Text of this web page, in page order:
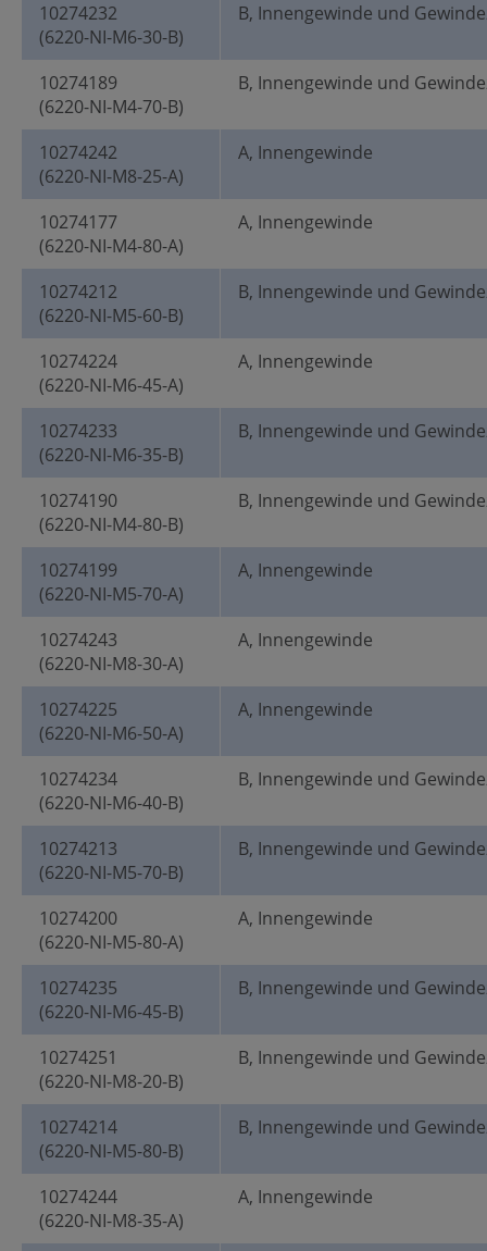
10274232
(6220-NI-M6-30-B)
B, Innengewinde und
10274189
(6220-NI-M4-70-B)
B, Innengewinde und
10274242
(6220-NI-M8-25-A)
A, Innengewinde
10274177
(6220-NI-M4-80-A)
A, Innengewinde
10274212
(6220-NI-M5-60-B)
B, Innengewinde und
10274224
(6220-NI-M6-45-A)
A, Innengewinde
10274233
(6220-NI-M6-35-B)
B, Innengewinde und
10274190
(6220-NI-M4-80-B)
B, Innengewinde und
10274199
(6220-NI-M5-70-A)
A, Innengewinde
10274243
(6220-NI-M8-30-A)
A, Innengewinde
10274225
(6220-NI-M6-50-A)
A, Innengewinde
10274234
(6220-NI-M6-40-B)
B, Innengewinde und
10274213
(6220-NI-M5-70-B)
B, Innengewinde und
10274200
(6220-NI-M5-80-A)
A, Innengewinde
10274235
(6220-NI-M6-45-B)
B, Innengewinde und
10274251
(6220-NI-M8-20-B)
B, Innengewinde und
10274214
(6220-NI-M5-80-B)
B, Innengewinde und
10274244
(6220-NI-M8-35-A)
A, Innengewinde